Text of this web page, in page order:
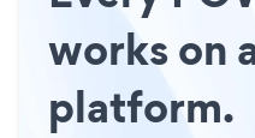
works on
platform.